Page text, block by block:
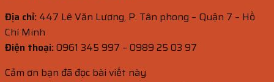
Địa chỉ: 447 Lê Văn Lương, P. Tân phong – Quận 7 – Hồ
Chí Minh
Điện thoại:0961 345 997 – 0989 25 03 97
Cảm ơn bạn đã đọc bài viết này